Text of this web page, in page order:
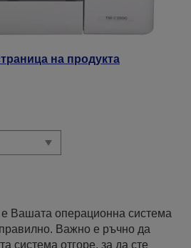
на продукта
Вашата операционна система
Важно е ръчно да
система отгоре, за да сте